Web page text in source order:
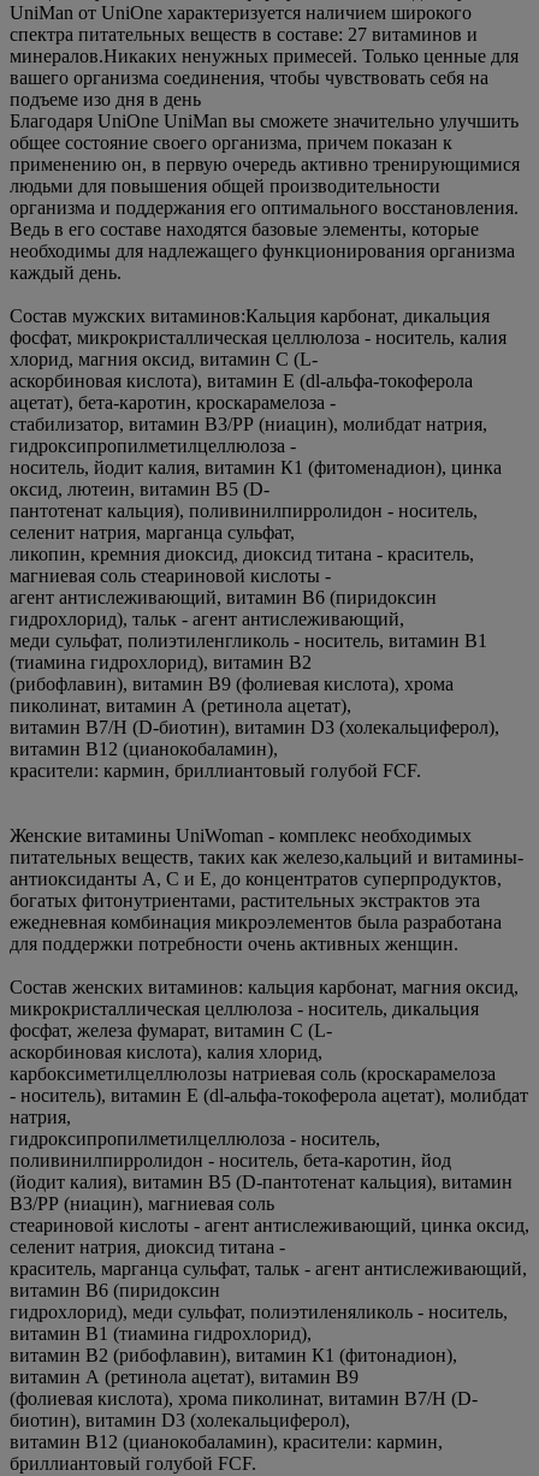
UniMan от UniOne характеризуется наличием широкого
спектра питательных веществ в составе: 27 витаминов и
минералов.Никаких ненужных примесей. Только ценные для
вашего организма соединения, чтобы чувствовать себя на
подъеме изо дня в день
Благодаря UniOne UniMan вы сможете значительно улучшить
общее состояние своего организма, причем показан к
применению он, в первую очередь активно тренирующимися
людьми для повышения общей производительности
организма и поддержания его оптимального восстановления.
Ведь в его составе находятся базовые элементы, которые
необходимы для надлежащего функционирования организма
каждый день.
Состав мужских витаминов:Кальция карбонат, дикальция
фосфат, микрокристаллическая целлюлоза - носитель, калия
хлорид, магния оксид, витамин С (L-
аскорбиновая кислота), витамин Е (dl-альфа-токоферола
ацетат), бета-каротин, кроскарамелоза -
стабилизатор, витамин В3/РР (ниацин), молибдат натрия,
гидроксипропилметилцеллюлоза -
носитель, йодит калия, витамин К1 (фитоменадион), цинка
оксид, лютеин, витамин В5 (D-
пантотенат кальция), поливинилпирролидон - носитель,
селенит натрия, марганца сульфат,
ликопин, кремния диоксид, диоксид титана - краситель,
магниевая соль стеариновой кислоты -
агент антислеживающий, витамин В6 (пиридоксин
гидрохлорид), тальк - агент антислеживающий,
меди сульфат, полиэтиленгликоль - носитель, витамин В1
(тиамина гидрохлорид), витамин В2
(рибофлавин), витамин В9 (фолиевая кислота), хрома
пиколинат, витамин А (ретинола ацетат),
витамин В7/Н (D-биотин), витамин D3 (холекальциферол),
витамин В12 (цианокобаламин),
красители: кармин, бриллиантовый голубой FCF.
Женские витамины UniWoman - комплекс необходимых
питательных веществ, таких как железо,кальций и витамины-
антиоксиданты A, C и E, до концентратов суперпродуктов,
богатых фитонутриентами, растительных экстрактов эта
ежедневная комбинация микроэлементов была разработана
для поддержки потребности очень активных женщин.
Состав женских витаминов: кальция карбонат, магния оксид,
микрокристаллическая целлюлоза - носитель, дикальция
фосфат, железа фумарат, витамин С (L-
аскорбиновая кислота), калия хлорид,
карбоксиметилцеллюлозы натриевая соль (кроскарамелоза
- носитель), витамин Е (dl-альфа-токоферола ацетат), молибдат
натрия,
гидроксипропилметилцеллюлоза - носитель,
поливинилпирролидон - носитель, бета-каротин, йод
(йодит калия), витамин В5 (D-пантотенат кальция), витамин
В3/РР (ниацин), магниевая соль
стеариновой кислоты - агент антислеживающий, цинка оксид,
селенит натрия, диоксид титана -
краситель, марганца сульфат, тальк - агент антислеживающий,
витамин В6 (пиридоксин
гидрохлорид), меди сульфат, полиэтиленяликоль - носитель,
витамин В1 (тиамина гидрохлорид),
витамин В2 (рибофлавин), витамин К1 (фитонадион),
витамин А (ретинола ацетат), витамин В9
(фолиевая кислота), хрома пиколинат, витамин В7/Н (D-
биотин), витамин D3 (холекальциферол),
витамин В12 (цианокобаламин), красители: кармин,
бриллиантовый голубой FCF.